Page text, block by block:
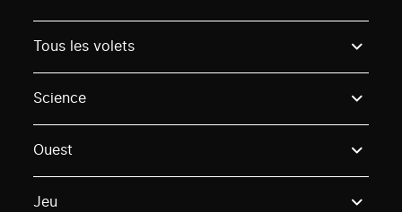
Tous les volets
Science
Ouest
Jeu